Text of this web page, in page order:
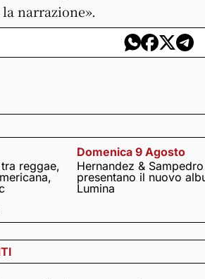
narrazione».
reggae,
Domenica 9 Agosto
Hernandez & Sampedro
presentano il nuovo
Lumina